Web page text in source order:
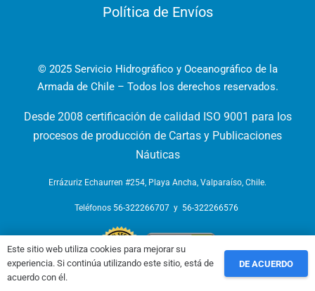
Política de Envíos
© 2025 Servicio Hidrográfico y Oceanográfico de la
Armada de Chile – Todos los derechos reservados.
Desde 2008 certificación de calidad ISO 9001 para los
procesos de producción de Cartas y Publicaciones
Náuticas
Errázuriz Echaurren #254, Playa Ancha, Valparaíso, Chile.
Teléfonos 56-322266707 y 56-322266576
Este sitio web utiliza cookies para mejorar su
experiencia. Si continúa utilizando este sitio, está de
acuerdo con él.
DE ACUERDO